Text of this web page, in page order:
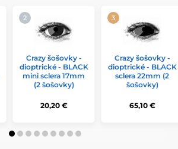
Crazy šošovky -
dioptrické - BLACK
mini sclera 17mm
(2 šošovky)
20,20 €
Crazy šošovky -
dioptrické - BLACK
sclera 22mm (2
šošovky)
65,10 €